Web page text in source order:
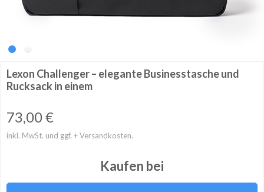
Lexon Challenger – elegante Businesstasche und
Rucksack in einem
73,00€
inkl. MwSt. und ggf. + Versandkosten.
Kaufen bei